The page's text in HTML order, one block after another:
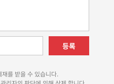
등록
를 받을 수 있습니다.